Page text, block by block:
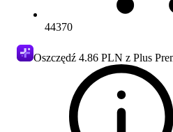
44370
Oszczędź 4.86 PLN z Plus